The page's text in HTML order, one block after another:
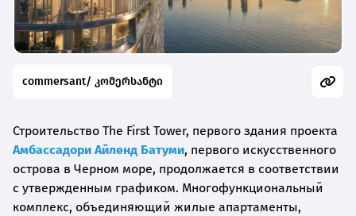
commersant/ კომერსანტი
Строительство The First Tower, первого здания проекта
Амбассадори Айленд Батуми, первого искусственного
острова в Черном море, продолжается в соответствии
с утвержденным графиком. Многофункциональный
комплекс, объединяющий жилые апартаменты,